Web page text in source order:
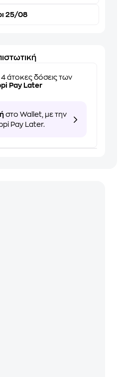
25/08
άτοκες δόσεις των
Pay Later
στο Wallet, με την
Pay Later.